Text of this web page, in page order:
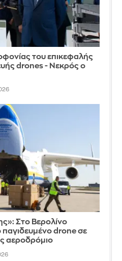
του επικεφαλής
drones - Νεκρός ο
Στο Βερολίνο
drone σε
αεροδρόμιο